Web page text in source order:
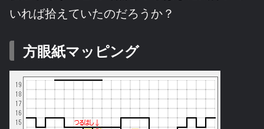
いれば拾えていたのだろうか？
方眼紙マッピング